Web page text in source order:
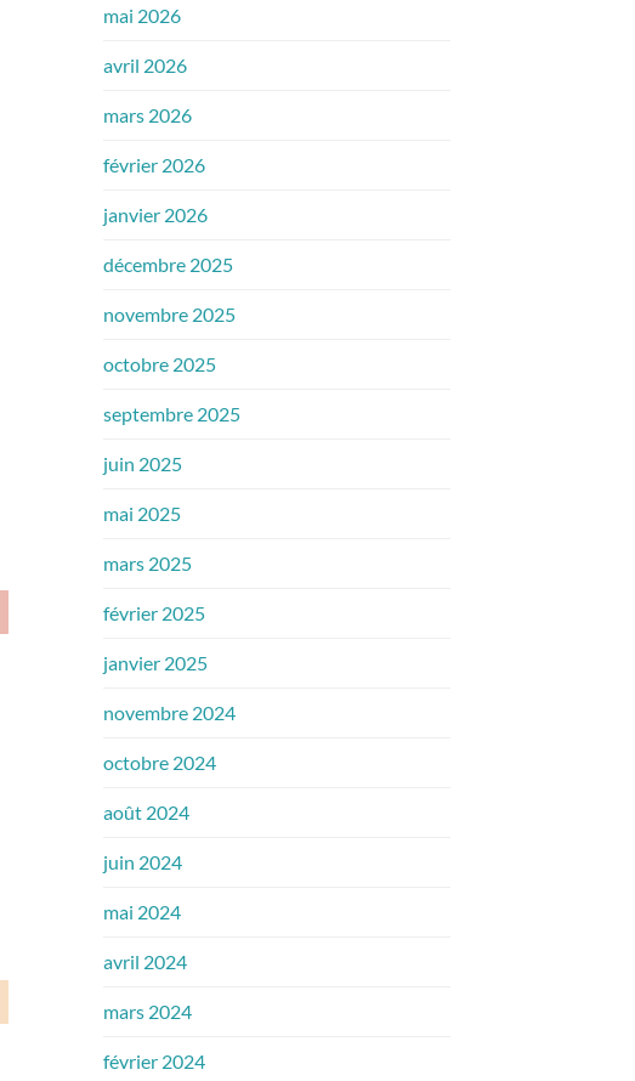
mai 2026
avril 2026
mars 2026
février 2026
janvier 2026
décembre 2025
novembre 2025
octobre 2025
septembre 2025
juin 2025
mai 2025
mars 2025
février 2025
janvier 2025
novembre 2024
octobre 2024
août 2024
juin 2024
mai 2024
avril 2024
mars 2024
février 2024